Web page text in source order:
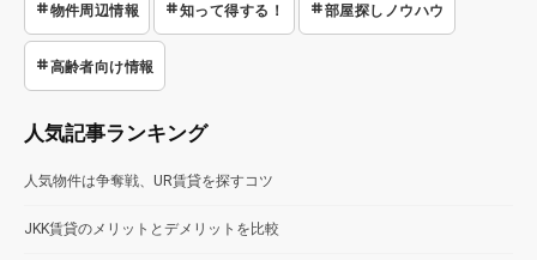
物件周辺情報 知って得する！ 部屋探しノウハウ
高齢者向け情報
人気記事ランキング
人気物件は争奪戦、UR賃貸を探すコツ
JKK賃貸のメリットとデメリットを比較